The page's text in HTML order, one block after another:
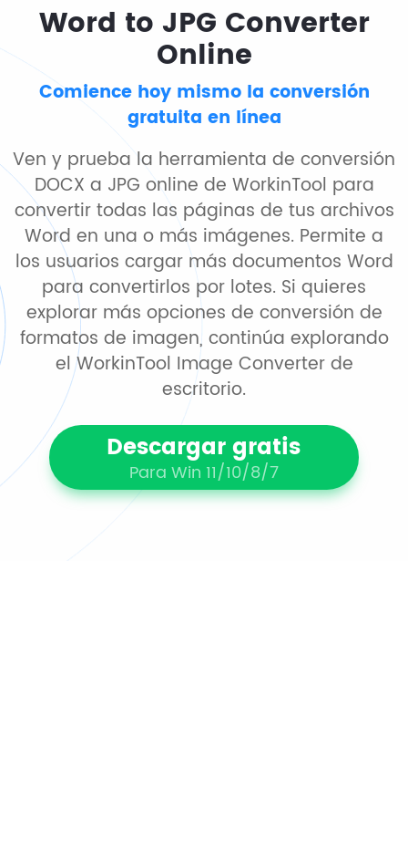
Word to JPG Converter
Online
Comience hoy mismo la conversión
gratuita en línea
Ven y prueba la herramienta de conversión
DOCX a JPG online de WorkinTool para
convertir todas las páginas de tus archivos
Word en una o más imágenes. Permite a
los usuarios cargar más documentos Word
para convertirlos por lotes. Si quieres
explorar más opciones de conversión de
formatos de imagen, continúa explorando
el WorkinTool Image Converter de
escritorio.
Descargar gratis
Para Win 11/10/8/7